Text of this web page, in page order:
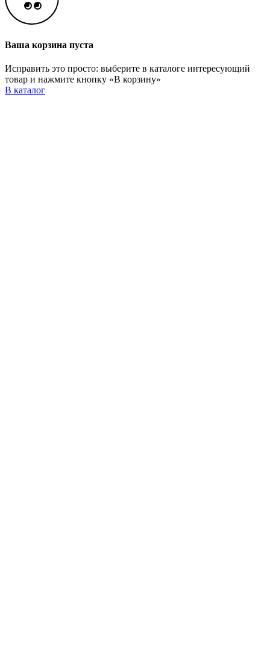
Ваша корзина пуста
Исправить это просто: выберите в каталоге интересующий
товар и нажмите кнопку «В корзину»
В каталог